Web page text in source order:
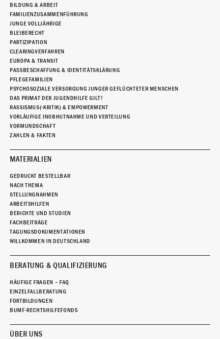
BILDUNG & ARBEIT
FAMILIENZUSAMMENFÜHRUNG
JUNGE VOLLJÄHRIGE
BLEIBERECHT
PARTIZIPATION
CLEARINGVERFAHREN
EUROPA & TRANSIT
PASSBESCHAFFUNG & IDENTITÄTSKLÄRUNG
PFLEGEFAMILIEN
PSYCHOSOZIALE VERSORGUNG JUNGER GEFLÜCHTETER MENSCHEN
DAS PRIMAT DER JUGENDHILFE GILT!
RASSISMUS(-KRITIK) & EMPOWERMENT
VORLÄUFIGE INOBHUTNAHME UND VERTEILUNG
VORMUNDSCHAFT
ZAHLEN & FAKTEN
MATERIALIEN
GEDRUCKT BESTELLBAR
NACH THEMA
STELLUNGNAHMEN
ARBEITSHILFEN
BERICHTE UND STUDIEN
FACHBEITRÄGE
TAGUNGSDOKUMENTATIONEN
WILLKOMMEN IN DEUTSCHLAND
BERATUNG & QUALIFIZIERUNG
HÄUFIGE FRAGEN – FAQ
EINZELFALLBERATUNG
FORTBILDUNGEN
BUMF-RECHTSHILFEFONDS
ÜBER UNS